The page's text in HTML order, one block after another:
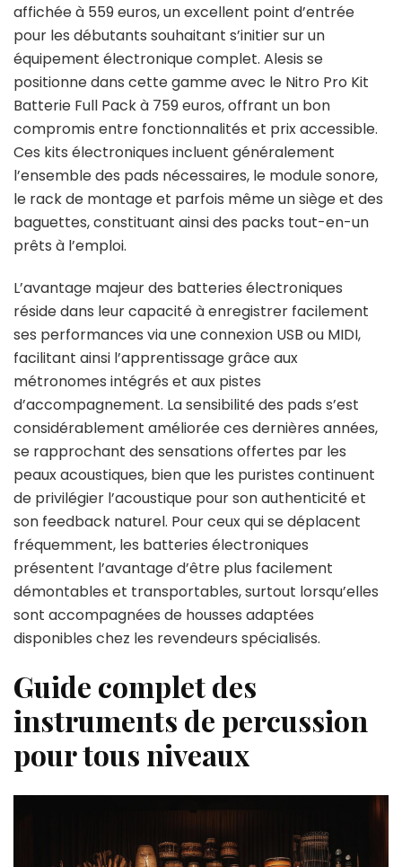
affichée à 559 euros, un excellent point d’entrée
pour les débutants souhaitant s’initier sur un
équipement électronique complet. Alesis se
positionne dans cette gamme avec le Nitro Pro Kit
Batterie Full Pack à 759 euros, offrant un bon
compromis entre fonctionnalités et prix accessible.
Ces kits électroniques incluent généralement
l’ensemble des pads nécessaires, le module sonore,
le rack de montage et parfois même un siège et des
baguettes, constituant ainsi des packs tout-en-un
prêts à l’emploi.
L’avantage majeur des batteries électroniques
réside dans leur capacité à enregistrer facilement
ses performances via une connexion USB ou MIDI,
facilitant ainsi l’apprentissage grâce aux
métronomes intégrés et aux pistes
d’accompagnement. La sensibilité des pads s’est
considérablement améliorée ces dernières années,
se rapprochant des sensations offertes par les
peaux acoustiques, bien que les puristes continuent
de privilégier l’acoustique pour son authenticité et
son feedback naturel. Pour ceux qui se déplacent
fréquemment, les batteries électroniques
présentent l’avantage d’être plus facilement
démontables et transportables, surtout lorsqu’elles
sont accompagnées de housses adaptées
disponibles chez les revendeurs spécialisés.
Guide complet des
instruments de percussion
pour tous niveaux